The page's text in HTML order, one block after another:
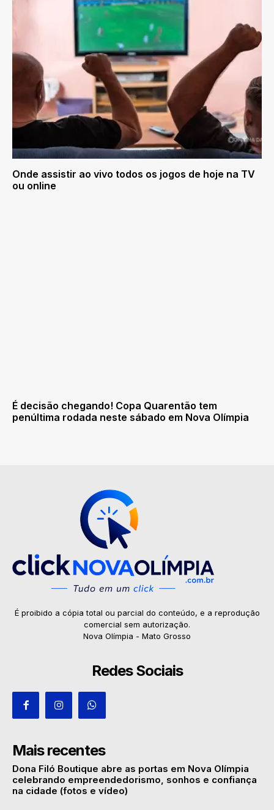
Onde assistir ao vivo todos os jogos de hoje na TV
ou online
É decisão chegando! Copa Quarentão tem
penúltima rodada neste sábado em Nova Olímpia
É proibido a cópia total ou parcial do conteúdo, e a reprodução
comercial sem autorização.
Nova Olímpia - Mato Grosso
Redes Sociais
Mais recentes
Dona Filó Boutique abre as portas em Nova Olímpia
celebrando empreendedorismo, sonhos e confiança
na cidade (fotos e vídeo)